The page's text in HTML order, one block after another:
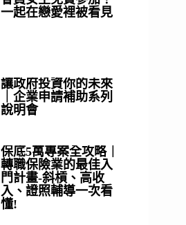
一起在戀愛裡被看見
讓政府投資你的未來
｜企業申請補助系列
說明會
保底5萬專案全攻略｜
轉職保險業的最佳入
門計畫-斜槓、高收
入、證照輔導一次看
懂!